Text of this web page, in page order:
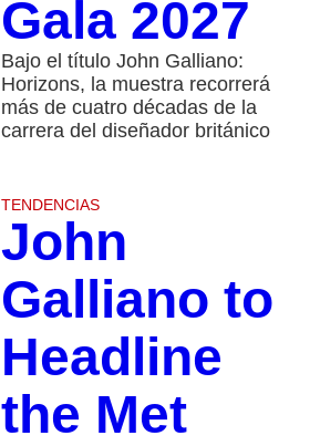
Gala 2027
Bajo el título John Galliano:
Horizons, la muestra recorrerá
más de cuatro décadas de la
carrera del diseñador británico
TENDENCIAS
John
Galliano to
Headline
the Met